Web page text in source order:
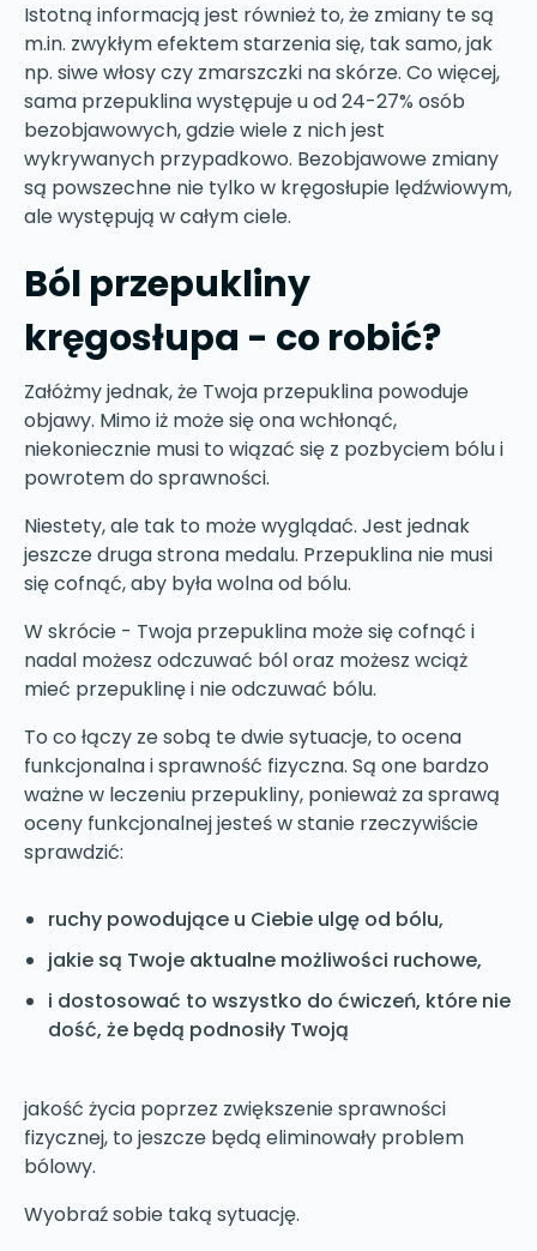
Istotną informacją jest również to, że zmiany te są
m.in. zwykłym efektem starzenia się, tak samo, jak
np. siwe włosy czy zmarszczki na skórze. Co więcej,
sama przepuklina występuje u od 24-27% osób
bezobjawowych, gdzie wiele z nich jest
wykrywanych przypadkowo. Bezobjawowe zmiany
są powszechne nie tylko w kręgosłupie lędźwiowym,
ale występują w całym ciele.
Ból przepukliny
kręgosłupa - co robić?
Załóżmy jednak, że Twoja przepuklina powoduje
objawy. Mimo iż może się ona wchłonąć,
niekoniecznie musi to wiązać się z pozbyciem bólu i
powrotem do sprawności.
Niestety, ale tak to może wyglądać. Jest jednak
jeszcze druga strona medalu. Przepuklina nie musi
się cofnąć, aby była wolna od bólu.
W skrócie - Twoja przepuklina może się cofnąć i
nadal możesz odczuwać ból oraz możesz wciąż
mieć przepuklinę i nie odczuwać bólu.
To co łączy ze sobą te dwie sytuacje, to ocena
funkcjonalna i sprawność fizyczna. Są one bardzo
ważne w leczeniu przepukliny, ponieważ za sprawą
oceny funkcjonalnej jesteś w stanie rzeczywiście
sprawdzić:
ruchy powodujące u Ciebie ulgę od bólu,
jakie są Twoje aktualne możliwości ruchowe,
i dostosować to wszystko do ćwiczeń, które nie
dość, że będą podnosiły Twoją
jakość życia poprzez zwiększenie sprawności
fizycznej, to jeszcze będą eliminowały problem
bólowy.
Wyobraź sobie taką sytuację.